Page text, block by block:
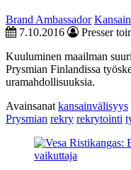
Brand Ambassador
7.10.2016
Presser
Kuuluminen maailman
Prysmian Finlandissa
uramahdollisuuksia.
Avainsanat kansainvälisyys
Prysmian rekry rekrytointi